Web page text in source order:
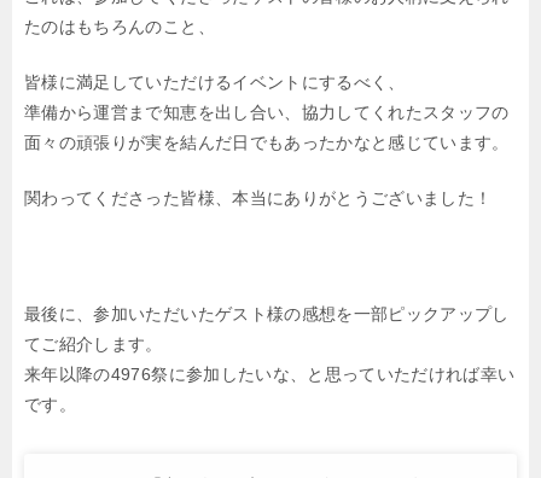
たのはもちろんのこと、
皆様に満足していただけるイベントにするべく、
準備から運営まで知恵を出し合い、協力してくれたスタッフの
面々の頑張りが実を結んだ日でもあったかなと感じています。
関わってくださった皆様、本当にありがとうございました！
最後に、参加いただいたゲスト様の感想を一部ピックアップし
てご紹介します。
来年以降の4976祭に参加したいな、と思っていただければ幸い
です。